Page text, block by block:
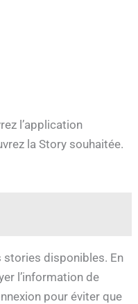
l’application
la Story souhaitée.
stories disponibles. En
l’information de
pour éviter que